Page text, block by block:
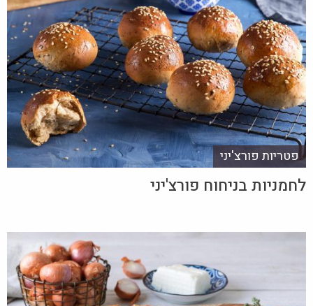
פטריות פורצ'יני
לחמניות בניחוח פורצ'יני